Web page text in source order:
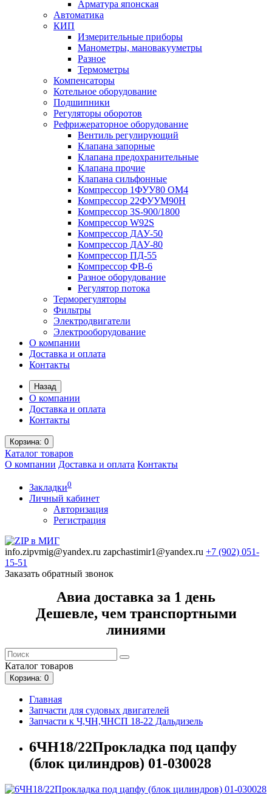
Арматура японская
Автоматика
КИП
Измерительные приборы
Манометры, мановакууметры
Разное
Термометры
Компенсаторы
Котельное оборудование
Подшипники
Регуляторы оборотов
Рефрижераторное оборудование
Вентиль регулирующий
Клапана запорные
Клапана предохранительные
Клапана прочие
Клапана сильфонные
Компрессор 1ФУУ80 ОМ4
Компрессор 22ФУУМ90Н
Компрессор 3S-900/1800
Компрессор W92S
Компрессор ДАУ-50
Компрессор ДАУ-80
Компрессор ПД-55
Компрессор ФВ-6
Разное оборудование
Регулятор потока
Терморегуляторы
Фильтры
Электродвигатели
Электрооборудование
О компании
Доставка и оплата
Контакты
Назад
О компании
Доставка и оплата
Контакты
Корзина: 0
Каталог товаров
О компании Доставка и оплата Контакты
Закладки0
Личный кабинет
Авторизация
Регистрация
info.zipvmig@yandex.ru zapchastimir1@yandex.ru +7 (902) 051-
15-51
Заказать обратный звонок
Авиа доставка за 1 день
Дешевле, чем транспортными
линиями
Каталог товаров
Корзина: 0
Главная
Запчасти для судовых двигателей
Запчасти к Ч,ЧН,ЧНСП 18-22 Дальдизель
6ЧН18/22Прокладка под цапфу
(блок цилиндров) 01-030028